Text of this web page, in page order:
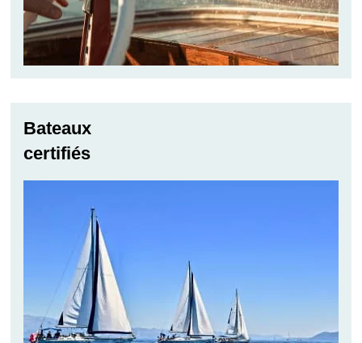
Bateaux
certifiés